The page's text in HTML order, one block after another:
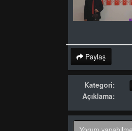
Paylaş
Kategori:
Açıklama: